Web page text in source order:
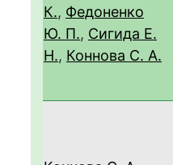
К., Федоненко
Ю. П., Сигида Е.
Н., Коннова С. А.